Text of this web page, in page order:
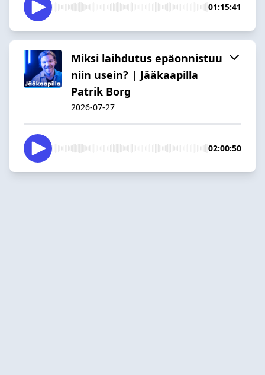
01:15:41
Miksi laihdutus epäonnistuu
niin usein? | Jääkaapilla
Patrik Borg
2026-07-27
02:00:50